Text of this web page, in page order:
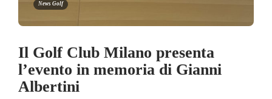
News Golf
Il Golf Club Milano presenta
l’evento in memoria di Gianni
Albertini